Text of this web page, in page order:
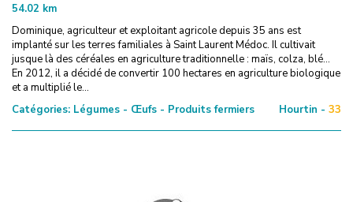
54.02 km
Dominique, agriculteur et exploitant agricole depuis 35 ans est
implanté sur les terres familiales à Saint Laurent Médoc. Il cultivait
jusque là des céréales en agriculture traditionnelle : maïs, colza, blé...
En 2012, il a décidé de convertir 100 hectares en agriculture biologique
et a multiplié le...
Catégories: Légumes - Œufs - Produits fermiers Hourtin - 33